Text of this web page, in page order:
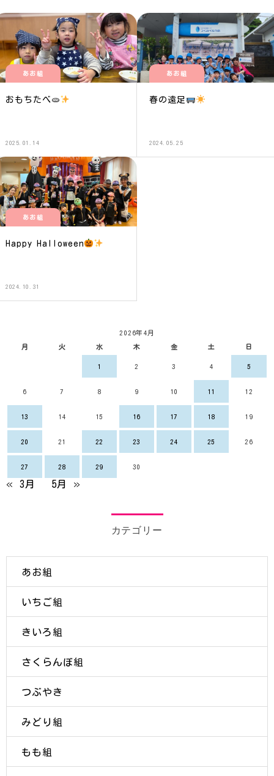
あお組
おもちたべ🫓
2025.01.14
あお組
春の遠足
2024.05.25
あお組
Happy Halloween
2024.10.31
2026年4月
月 火 水 木 金 土 日
1 2 3 4 5
6 7 8 9 10 11 12
13 14 15 16 17 18 19
20 21 22 23 24 25 26
27 28 29 30
« 3月 5月 »
カテゴリー
あお組
いちご組
きいろ組
さくらんぼ組
つぶやき
みどり組
もも組